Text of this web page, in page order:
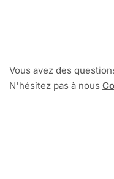
Vous avez des
N'hésitez pas à nous